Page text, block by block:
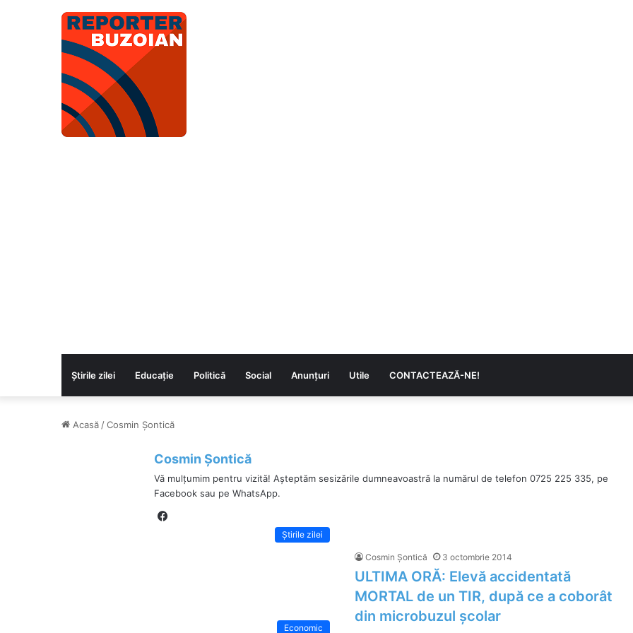
Știrile zilei Educaţie Politică Social Anunțuri Utile CONTACTEAZĂ-NE!
Acasă /Cosmin Șontică
Cosmin Șontică
Vă mulțumim pentru vizită! Așteptăm sesizările dumneavoastră la numărul de telefon 0725 225 335, pe
Facebook sau pe WhatsApp.
Știrile zilei
Cosmin Șontică 3 octombrie 2014
ULTIMA ORĂ: Elevă accidentată
MORTAL de un TIR, după ce a coborât
din microbuzul școlar
Economic